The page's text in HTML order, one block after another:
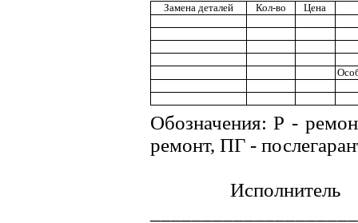
Замена деталей Кол-во Цена
Обозначения: Р -
ремонт, ПГ -
Исполнитель